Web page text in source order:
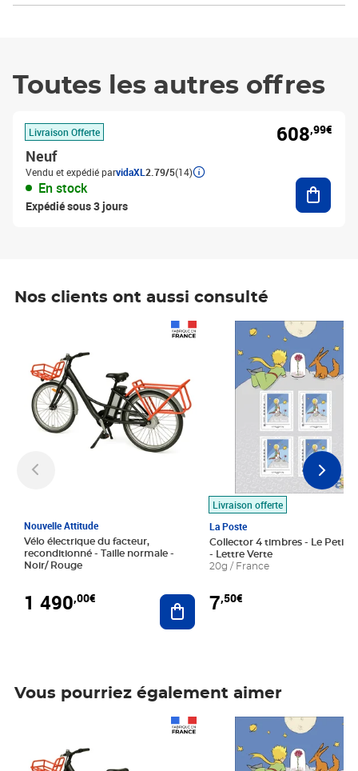
Toutes les autres offres
Livraison Offerte
Neuf
Vendu et expédié parvidaXL 2.79/5(14)
En stock
Expédié sous 3 jours
608,99€
Nos clients ont aussi consulté
Nouvelle Attitude
Vélo électrique du facteur,
reconditionné - Taille normale -
Noir/ Rouge
1 490,00€ Ajouter au panier
Livraison offerte
La Poste
Collector 4 timbres - Le Petit
- Lettre Verte
20g / France
7,50€
Prix 7,50€
Vous pourriez également aimer
Prix 7,50€